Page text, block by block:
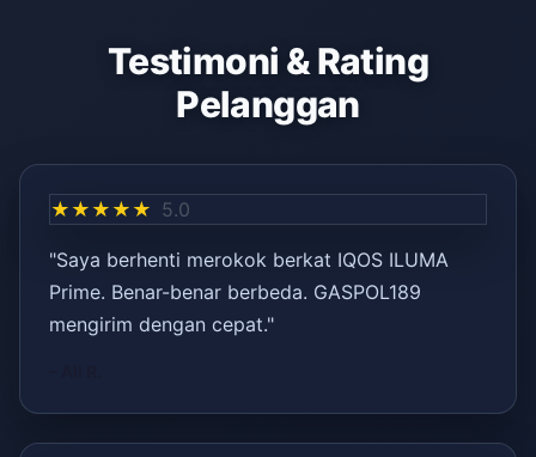
Testimoni & Rating
Pelanggan
★★★★★ 5.0
"Saya berhenti merokok berkat IQOS ILUMA
Prime. Benar-benar berbeda. GASPOL189
mengirim dengan cepat."